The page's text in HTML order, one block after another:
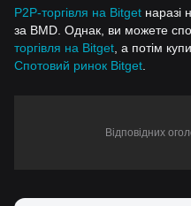
P2P-торгівля на Bitget наразі
за BMD. Однак, ви можете
торгівля на Bitget , а потім
Спотовий ринок Bitget
Відповідних